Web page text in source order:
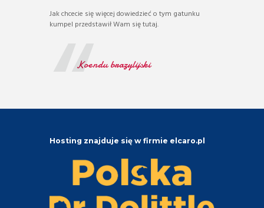
Jak chcecie się więcej dowiedzieć o tym gatunku
kumpel przedstawił Wam się tutaj.
Koendu brazylijski
Hosting znajduje się w firmie elcaro.pl